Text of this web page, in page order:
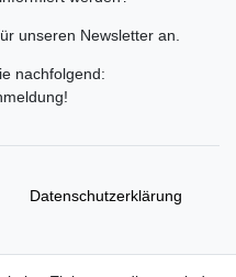
unseren Newsletter an.
nachfolgend:
!
Daten­schutz­erklärung